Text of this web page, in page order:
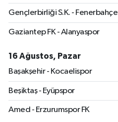
Gençlerbirliği S.K. - Fenerbahçe
Gaziantep FK - Alanyaspor
16 Ağustos, Pazar
Başakşehir - Kocaelispor
Beşiktaş - Eyüpspor
Amed - Erzurumspor FK